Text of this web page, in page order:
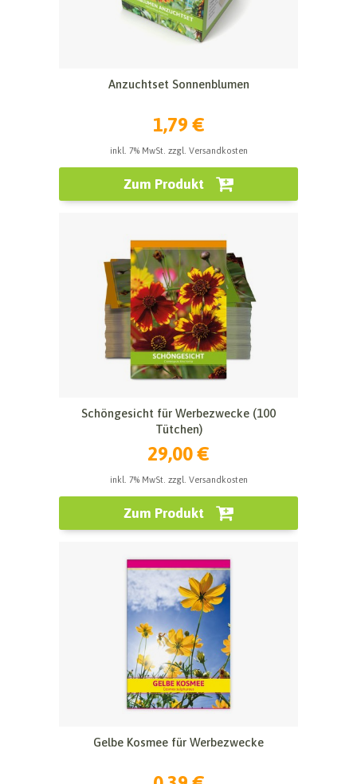
Anzuchtset Sonnenblumen
1,79 €
inkl. 7% MwSt. zzgl. Versandkosten
Zum Produkt
Schöngesicht für Werbezwecke (100
Tütchen)
29,00 €
inkl. 7% MwSt. zzgl. Versandkosten
Zum Produkt
Gelbe Kosmee für Werbezwecke